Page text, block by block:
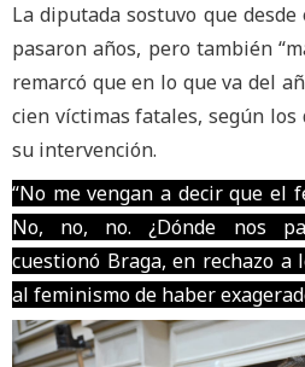
La diputada sostuvo que
pasaron años, pero también
remarcó que en lo que va del
cien víctimas fatales, según
su intervención.
“No me vengan a decir que el
No, no, no. ¿Dónde nos
cuestionó Braga, en rechazo a
al feminismo de haber